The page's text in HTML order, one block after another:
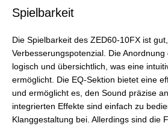
Spielbarkeit
Die Spielbarkeit des ZED60-10FX ist
Verbesserungspotenzial. Die
logisch und übersichtlich, was eine
ermöglicht. Die EQ-Sektion bietet eine
und ermöglicht es, den Sound präzise
integrierten Effekte sind einfach zu
Klanggestaltung bei. Allerdings sind die